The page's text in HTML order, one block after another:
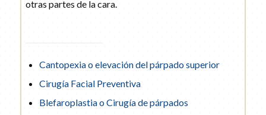
otras partes de la cara.
Cantopexia o elevación del párpado superior
Cirugía Facial Preventiva
Blefaroplastia o Cirugía de párpados